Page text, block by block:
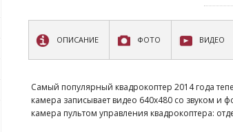
ОПИСАНИЕ ФОТО ВИДЕО
Самый популярный квадрокоптер 2014 года
камера записывает видео 640x480 со звуком и
камера пультом управления квадрокоптера: